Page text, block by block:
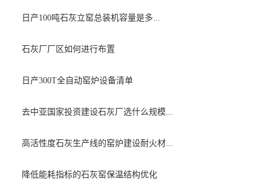
日产100吨石灰立窑总装机容量是多...
石灰厂厂区如何进行布置
日产300T全自动窑炉设备清单
去中亚国家投资建设石灰厂选什么规模...
高活性度石灰生产线的窑炉建设耐火材...
降低能耗指标的石灰窑保温结构优化